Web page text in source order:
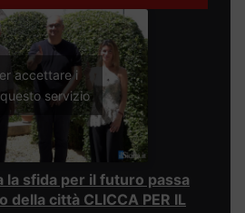
accettare i
servizio
la sfida per il futuro passa
della città CLICCA PER IL